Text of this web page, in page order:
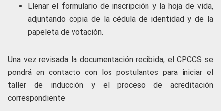
Llenar el formulario de inscripción y la hoja de vida,
adjuntando copia de la cédula de identidad y de la
papeleta de votación.
Una vez revisada la documentación recibida, el CPCCS se
pondrá en contacto con los postulantes para iniciar el
taller de inducción y el proceso de acreditación
correspondiente